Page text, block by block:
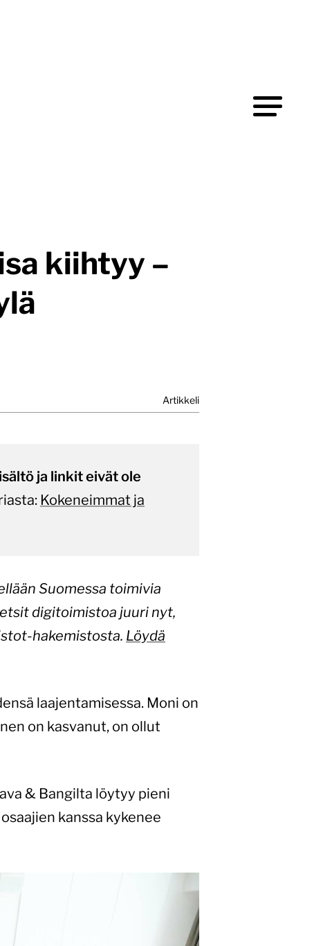
kiihtyy –
Artikkeli
ja linkit eivät ole
Kokeneimmat ja
Suomessa toimivia
digitoimistoa juuri nyt,
hakemistosta. Löydä
laajentamisessa. Moni on
on kasvanut, on ollut
& Bangilta löytyy pieni
kanssa kykenee